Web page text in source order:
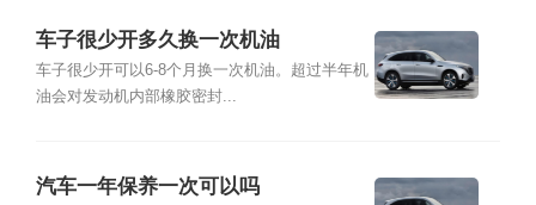
车子很少开多久换一次机油
车子很少开可以6-8个月换一次机油。超过半年机
油会对发动机内部橡胶密封...
汽车一年保养一次可以吗